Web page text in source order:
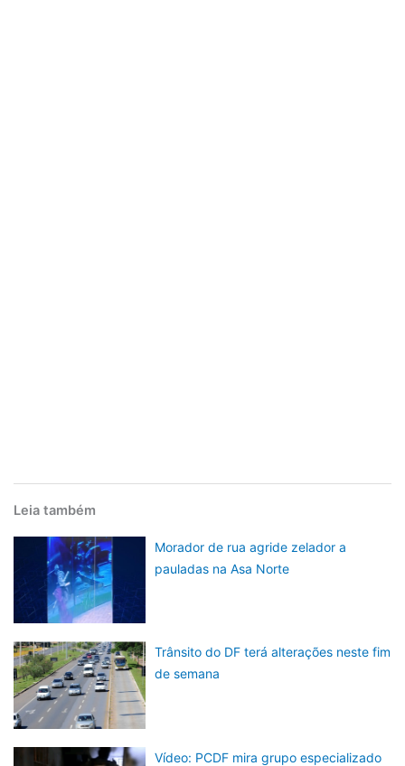
Leia também
Morador de rua agride zelador a
pauladas na Asa Norte
Trânsito do DF terá alterações neste fim
de semana
Vídeo: PCDF mira grupo especializado